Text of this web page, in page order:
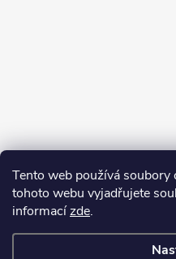
Tento web používá
tohoto webu vyjadřujete
informacízde.